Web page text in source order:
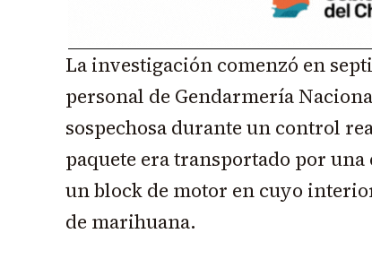
La investigación comenzó en
personal de Gendarmería
sospechosa durante un control
paquete era transportado por
un block de motor en cuyo
de marihuana.